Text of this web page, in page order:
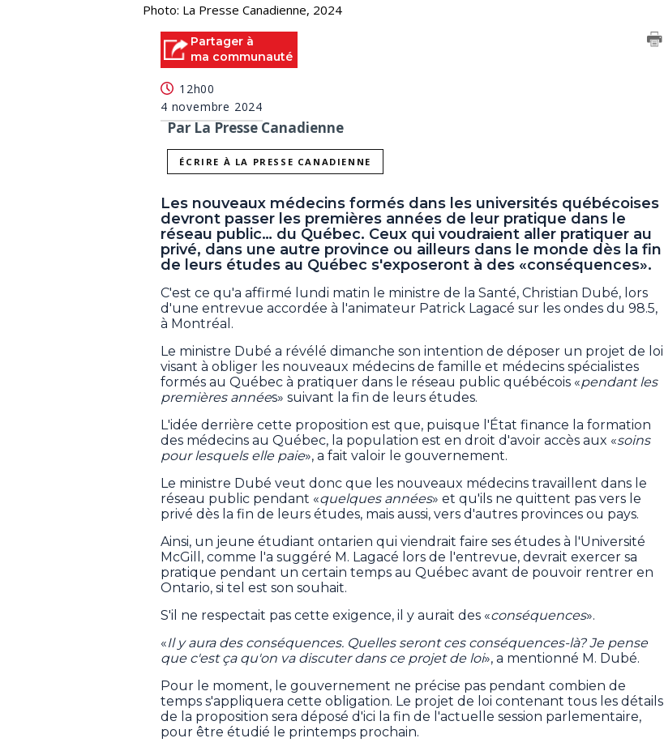
Photo: La Presse Canadienne, 2024
Partager à
ma communauté
12h00
4 novembre 2024
Par La Presse Canadienne
ÉCRIRE À LA PRESSE CANADIENNE
Les nouveaux médecins formés dans les universités québécoises
devront passer les premières années de leur pratique dans le
réseau public… du Québec. Ceux qui voudraient aller pratiquer au
privé, dans une autre province ou ailleurs dans le monde dès la fin
de leurs études au Québec s'exposeront à des «conséquences».
C'est ce qu'a affirmé lundi matin le ministre de la Santé, Christian Dubé, lors
d'une entrevue accordée à l'animateur Patrick Lagacé sur les ondes du 98.5,
à Montréal.
Le ministre Dubé a révélé dimanche son intention de déposer un projet de loi
visant à obliger les nouveaux médecins de famille et médecins spécialistes
formés au Québec à pratiquer dans le réseau public québécois «pendant les
premières années» suivant la fin de leurs études.
L'idée derrière cette proposition est que, puisque l'État finance la formation
des médecins au Québec, la population est en droit d'avoir accès aux «soins
pour lesquels elle paie», a fait valoir le gouvernement.
Le ministre Dubé veut donc que les nouveaux médecins travaillent dans le
réseau public pendant «quelques années» et qu'ils ne quittent pas vers le
privé dès la fin de leurs études, mais aussi, vers d'autres provinces ou pays.
Ainsi, un jeune étudiant ontarien qui viendrait faire ses études à l'Université
McGill, comme l'a suggéré M. Lagacé lors de l'entrevue, devrait exercer sa
pratique pendant un certain temps au Québec avant de pouvoir rentrer en
Ontario, si tel est son souhait.
S'il ne respectait pas cette exigence, il y aurait des «conséquences».
«Il y aura des conséquences. Quelles seront ces conséquences-là? Je pense
que c'est ça qu'on va discuter dans ce projet de loi», a mentionné M. Dubé.
Pour le moment, le gouvernement ne précise pas pendant combien de
temps s'appliquera cette obligation. Le projet de loi contenant tous les détails
de la proposition sera déposé d'ici la fin de l'actuelle session parlementaire,
pour être étudié le printemps prochain.